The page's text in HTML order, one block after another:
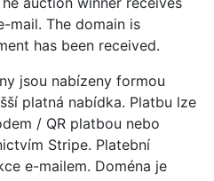
mail. The domain is
has been received.
jsou nabízeny formou
platná nabídka. Platbu lze
/ QR platbou nebo
Stripe. Platební
e-mailem. Doména je